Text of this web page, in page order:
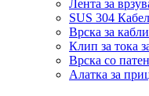
Лента за
SUS 304
Врска за
Клип за тока
Врска со
Алатка за